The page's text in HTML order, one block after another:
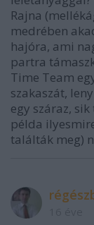
Rajna
medrében
hajóra, ami
partra
Time Team
szakaszát,
egy száraz,
példa
találták meg)